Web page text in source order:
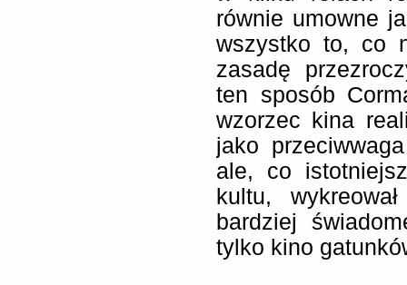
równie umowne
wszystko to, co
zasadę
ten sposób
wzorzec kina
jako
ale, co
kultu,
bardziej
tylko kino